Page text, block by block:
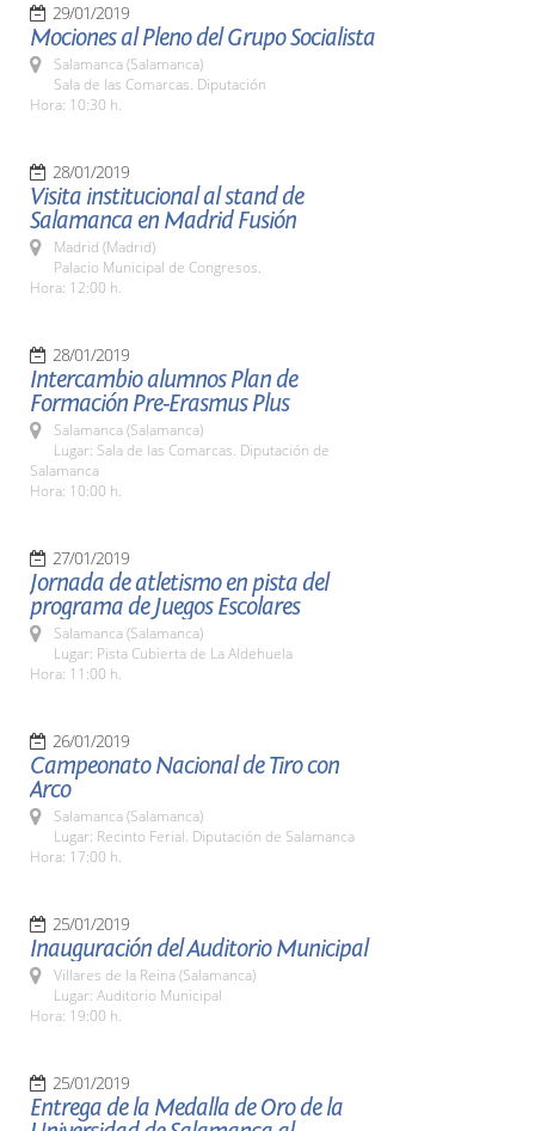
29/01/2019
Mociones al Pleno del Grupo Socialista
Salamanca (Salamanca)
Sala de las Comarcas. Diputación
Hora: 10:30 h.
28/01/2019
Visita institucional al stand de
Salamanca en Madrid Fusión
Madrid (Madrid)
Palacio Municipal de Congresos.
Hora: 12:00 h.
28/01/2019
Intercambio alumnos Plan de
Formación Pre-Erasmus Plus
Salamanca (Salamanca)
Lugar: Sala de las Comarcas. Diputación de
Salamanca
Hora: 10:00 h.
27/01/2019
Jornada de atletismo en pista del
programa de Juegos Escolares
Salamanca (Salamanca)
Lugar: Pista Cubierta de La Aldehuela
Hora: 11:00 h.
26/01/2019
Campeonato Nacional de Tiro con
Arco
Salamanca (Salamanca)
Lugar: Recinto Ferial. Diputación de Salamanca
Hora: 17:00 h.
25/01/2019
Inauguración del Auditorio Municipal
Villares de la Reina (Salamanca)
Lugar: Auditorio Municipal
Hora: 19:00 h.
25/01/2019
Entrega de la Medalla de Oro de la